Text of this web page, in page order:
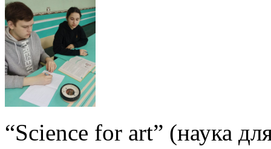
“Science for art” (наука